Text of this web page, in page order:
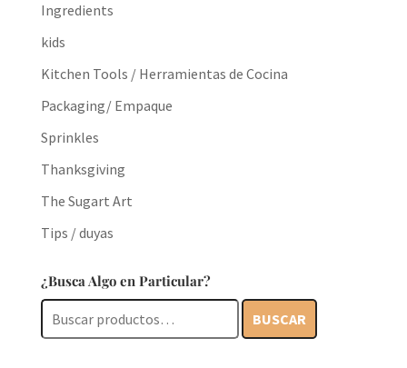
Ingredients
kids
Kitchen Tools / Herramientas de Cocina
Packaging/ Empaque
Sprinkles
Thanksgiving
The Sugart Art
Tips / duyas
¿Busca Algo en Particular?
Buscar
por:
BUSCAR